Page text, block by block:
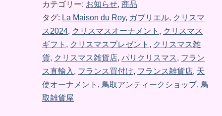
カテゴリー: お知らせ, 商品
タグ: La Maison du Roy, ガブリエル, クリスマ
ス2024, クリスマスオーナメント , クリスマス
ギフト , クリスマスプレゼント , クリスマス雑
貨, クリスマス雑貨店, パリクリスマス, フラン
ス直輸入 , フランス買付け, フランス雑貨店, 天
使オーナメント , 鳥取アンティークショップ, 鳥
取雑貨屋